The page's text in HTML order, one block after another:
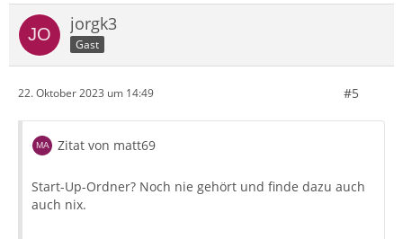
jorgk3
Gast
22. Oktober 2023 um 14:49 #5
Zitat von matt69
Start-Up-Ordner? Noch nie gehört und finde dazu auch
auch nix.